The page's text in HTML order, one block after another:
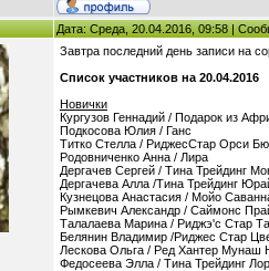
Дата: Среда, 20.04.2016, 09:58 |
Завтра последний день записи на
Список участников на 20.04.2016
Новички
Кургузов Геннадий / Подарок из
Подкосова Юлия / Ганс
Титко Стелла / РиджесСтар Орси
Родовниченко Анна / Лира
Дергачев Сергей / Тина Трейдинг
Дергачева Алла /Тина Трейдинг
Кузнецова Анастасия / Мойо
Рымкевич Александр / Саймонс
Талалаева Марина / Риджэ'с Стар
Белянин Владимир /Риджес Стар
Лескова Ольга / Ред Хантер Мунаш
Федосеева Элла / Тина Трейдинг